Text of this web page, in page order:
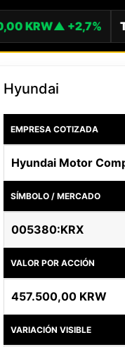
KRW ▲ +2,7%
Hyundai
EMPRESA COTIZADA
Hyundai Motor
SÍMBOLO / MERCADO
005380:KRX
VALOR POR ACCIÓN
457.500,00 KRW
VARIACIÓN VISIBLE